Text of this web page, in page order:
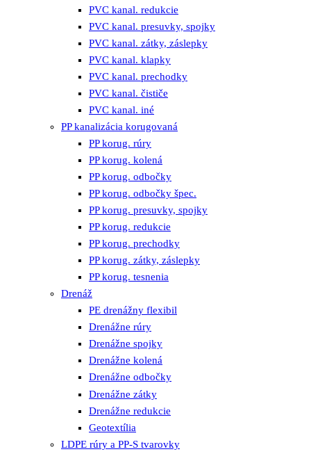
PVC kanal. redukcie
PVC kanal. presuvky, spojky
PVC kanal. zátky, záslepky
PVC kanal. klapky
PVC kanal. prechodky
PVC kanal. čističe
PVC kanal. iné
PP kanalizácia korugovaná
PP korug. rúry
PP korug. kolená
PP korug. odbočky
PP korug. odbočky špec.
PP korug. presuvky, spojky
PP korug. redukcie
PP korug. prechodky
PP korug. zátky, záslepky
PP korug. tesnenia
Drenáž
PE drenážny flexibil
Drenážne rúry
Drenážne spojky
Drenážne kolená
Drenážne odbočky
Drenážne zátky
Drenážne redukcie
Geotextília
LDPE rúry a PP-S tvarovky